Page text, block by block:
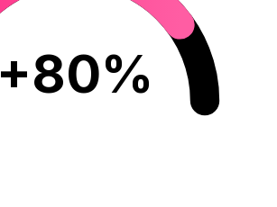
+80%